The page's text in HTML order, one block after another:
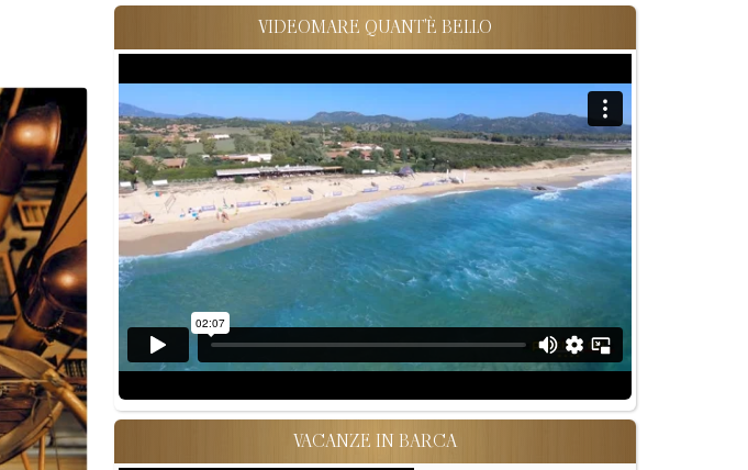
VIDEOMARE QUANT'È BELLO
VACANZE IN BARCA